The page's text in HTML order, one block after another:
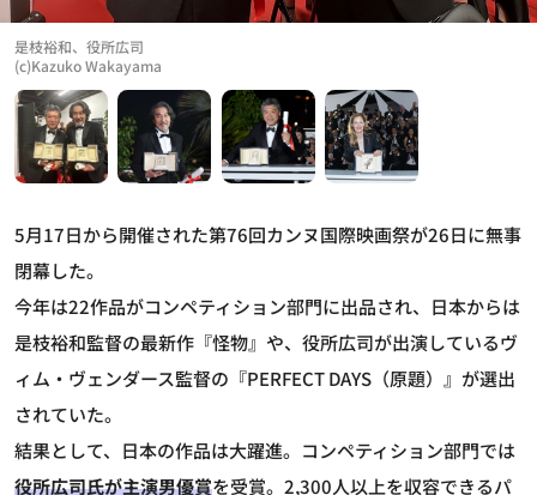
(c)Kazuko Wakayama
是枝裕和、役所広司
5月17日から開催された第76回カンヌ国際映画祭が26日に無事
閉幕した。
今年は22作品がコンペティション部門に出品され、日本からは
是枝裕和監督の最新作『怪物』や、 役所広司が出演しているヴ
ィム・ヴェンダース監督の『PERFECT DAYS（原題）』が選出
されていた。
結果として、日本の作品は大躍進。コンペティション部門では
役所広司氏が主演男優賞を受賞。2,300人以上を収容できるパ